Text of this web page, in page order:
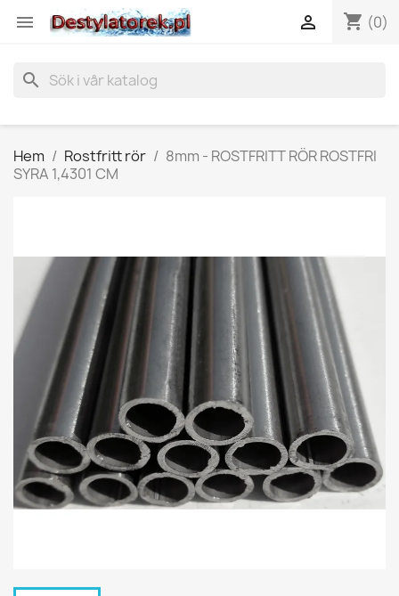
 shopping_cart (0)

search
Hem Rostfritt rör
8mm - ROSTFRITT RÖR ROSTFRI
SYRA 1,4301 CM